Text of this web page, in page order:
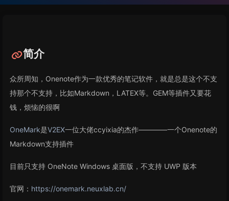
简介
众所周知，Onenote作为一款优秀的笔记软件，就是总是这个不支
持那个不支持，比如Markdown，LATEX等。GEM等插件又要花
钱，烦恼的很啊
OneMark是V2EX一位大佬ccyixia的杰作————一个Onenote的
Markdown支持插件
目前只支持 OneNote Windows 桌面版，不支持 UWP 版本
官网： https://onemark.neuxlab.cn/